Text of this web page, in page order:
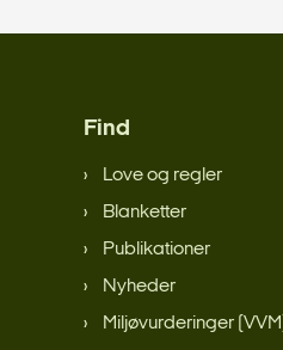
Find
Love og regler
Blanketter
Publikationer
Nyheder
Miljøvurderinger (VVM)